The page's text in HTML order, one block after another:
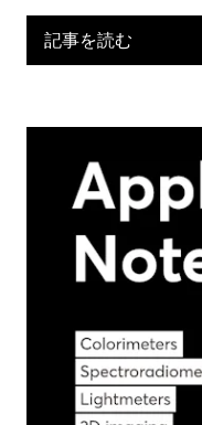
記事を読む